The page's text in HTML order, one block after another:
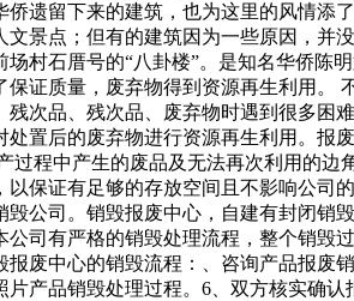
侨遗留下来的建筑，也为这里的风情
文景点；但有的建筑因为一些原因
村石厝号的“八卦楼”。是知名华
证质量，废弃物得到资源再生利用
次品、残次品、废弃物时遇到很多
置后的废弃物进行资源再生利用。
过程中产生的废品及无法再次利用的
保证有足够的存放空间且不影响公
公司。销毁报废中心，自建有封闭销
司有严格的销毁处理流程，整个销
废中心的销毁流程：、咨询产品报
产品销毁处理过程。6、双方核实确